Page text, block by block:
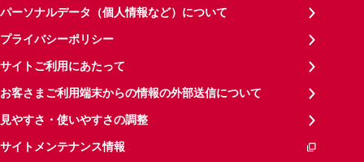
パーソナルデータ（個人情報など）について
プライバシーポリシー
サイトご利用にあたって
お客さまご利用端末からの情報の外部送信について
見やすさ・使いやすさの調整
サイトメンテナンス情報